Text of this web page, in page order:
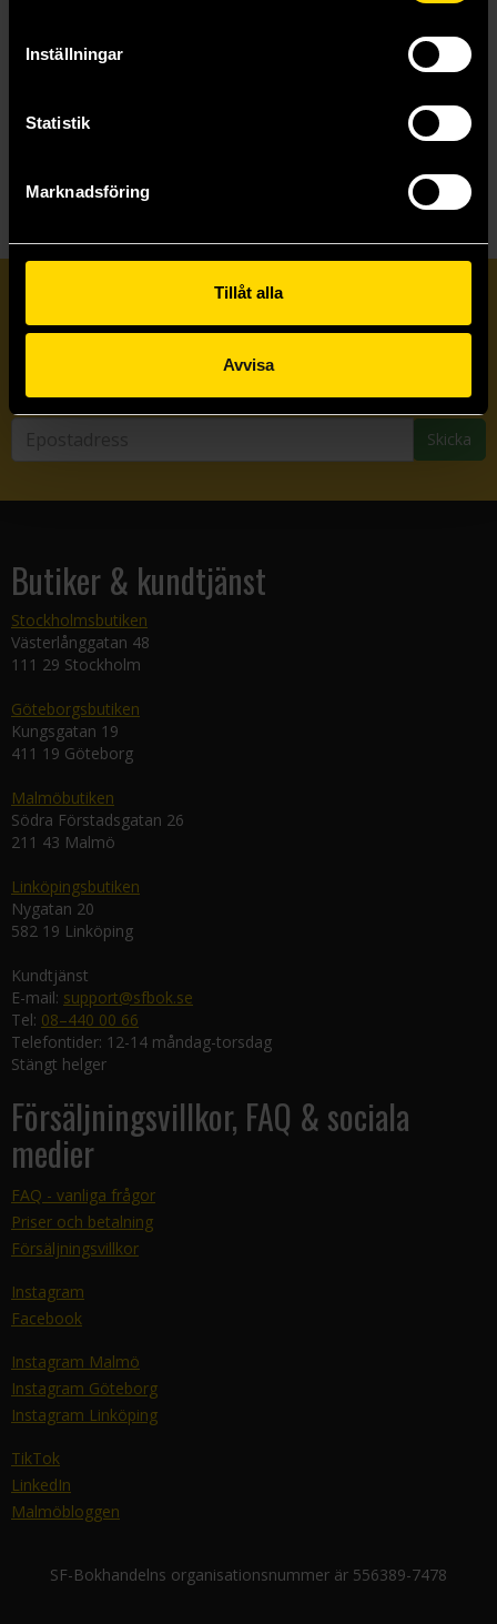
Inställningar
Statistik
Marknadsföring
Tillåt alla
Avvisa
Prenumerera på vårt nyhetsbrev
Skicka
Butiker & kundtjänst
Stockholmsbutiken
Västerlånggatan 48
111 29 Stockholm
Göteborgsbutiken
Kungsgatan 19
411 19 Göteborg
Malmöbutiken
Södra Förstadsgatan 26
211 43 Malmö
Linköpingsbutiken
Nygatan 20
582 19 Linköping
Kundtjänst
E-mail: support@sfbok.se
Tel: 08–440 00 66
Telefontider: 12-14 måndag-torsdag
Stängt helger
Försäljningsvillkor, FAQ & sociala
medier
FAQ - vanliga frågor
Priser och betalning
Försäljningsvillkor
Instagram
Facebook
Instagram Malmö
Instagram Göteborg
Instagram Linköping
TikTok
LinkedIn
Malmöbloggen
SF-Bokhandelns organisationsnummer är 556389-7478